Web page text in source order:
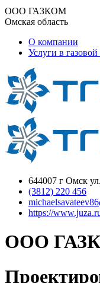
ООО ГАЗКОМ
Омская область
О компании
Услуги в газовой
644007 г Омск
(3812) 220 456
https://
ООО